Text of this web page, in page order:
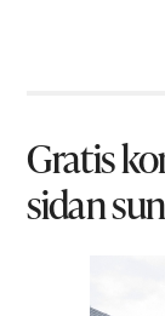
Gratis
sidan